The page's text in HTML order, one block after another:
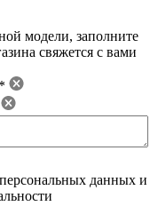
модели, заполните
свяжется с вами
данных и